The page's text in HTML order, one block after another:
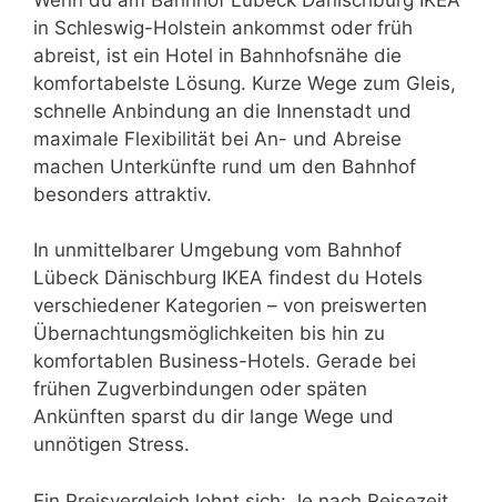
in Schleswig-Holstein ankommst oder früh
abreist, ist ein Hotel in Bahnhofsnähe die
komfortabelste Lösung. Kurze Wege zum Gleis,
schnelle Anbindung an die Innenstadt und
maximale Flexibilität bei An- und Abreise
machen Unterkünfte rund um den Bahnhof
besonders attraktiv.
In unmittelbarer Umgebung vom Bahnhof
Lübeck Dänischburg IKEA findest du Hotels
verschiedener Kategorien – von preiswerten
Übernachtungsmöglichkeiten bis hin zu
komfortablen Business-Hotels. Gerade bei
frühen Zugverbindungen oder späten
Ankünften sparst du dir lange Wege und
unnötigen Stress.